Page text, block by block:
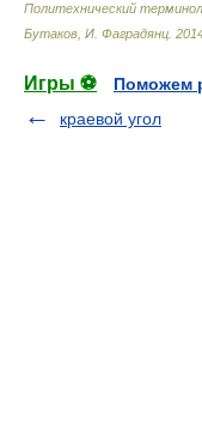
Политехнический
Бутаков, И. Фаградянц
Игры ⚽
Поможем
краевой угол